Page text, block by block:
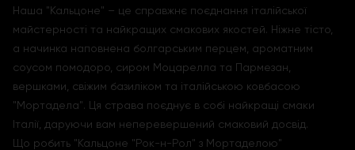
Наша "Кальцоне" – це справжнє поєднання італійської
майстерності та найкращих смакових якостей. Ніжне тісто,
а начинка наповнена болгарським перцем, ароматним
соусом помодоро, сиром Моцарелла та Пармезан,
вершками, свіжим базиліком та італійською ковбасою
"Мортадела". Ця страва поєднує в собі найкращі смаки
Італії, даруючи вам неперевершений смаковий досвід.
Що робить "Кальцоне "Рок-н-Рол" з Мортаделою"